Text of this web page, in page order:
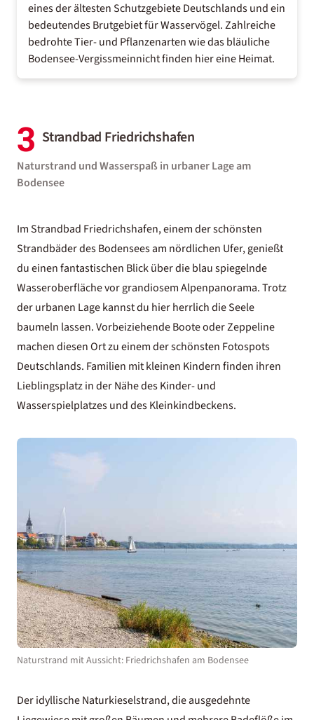
eines der ältesten Schutzgebiete Deutschlands und ein
bedeutendes Brutgebiet für Wasservögel. Zahlreiche
bedrohte Tier- und Pflanzenarten wie das bläuliche
Bodensee-Vergissmeinnicht finden hier eine Heimat.
3 Strandbad Friedrichshafen
Naturstrand und Wasserspaß in urbaner Lage am
Bodensee
Im Strandbad Friedrichshafen, einem der schönsten
Strandbäder des Bodensees am nördlichen Ufer, genießt
du einen fantastischen Blick über die blau spiegelnde
Wasseroberfläche vor grandiosem Alpenpanorama. Trotz
der urbanen Lage kannst du hier herrlich die Seele
baumeln lassen. Vorbeiziehende Boote oder Zeppeline
machen diesen Ort zu einem derschönsten Fotospots
Deutschlands. Familien mit kleinen Kindern finden ihren
Lieblingsplatz in der Nähe des Kinder- und
Wasserspielplatzes und des Kleinkindbeckens.
Naturstrand mit Aussicht: Friedrichshafen am Bodensee
Der idyllische Naturkieselstrand, die ausgedehnte